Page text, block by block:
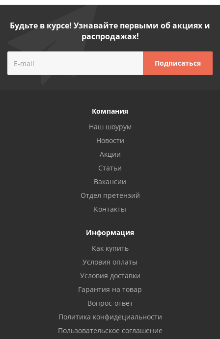
Будьте в курсе! Узнавайте первыми об акциях и
распродажах!
Компания
Наш шоурум
Новости
Акции
Статьи
Вакансии
Отдел претензий
Контакты
Информация
Как купить
Условия оплаты
Условия доставки
Гарантия на товар
Вопрос-ответ
Политика конфидециальности
Пользовательское соглашение